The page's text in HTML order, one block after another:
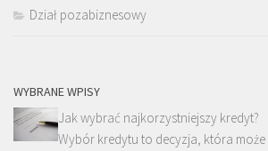
Dział pozabiznesowy
WYBRANE WPISY
Jak wybrać najkorzystniejszy kredyt?
Wybór kredytu to decyzja, która może